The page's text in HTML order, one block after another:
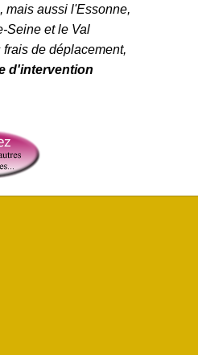
, mais aussi l'Essonne,
Seine et le Val
frais de déplacement,
d'intervention